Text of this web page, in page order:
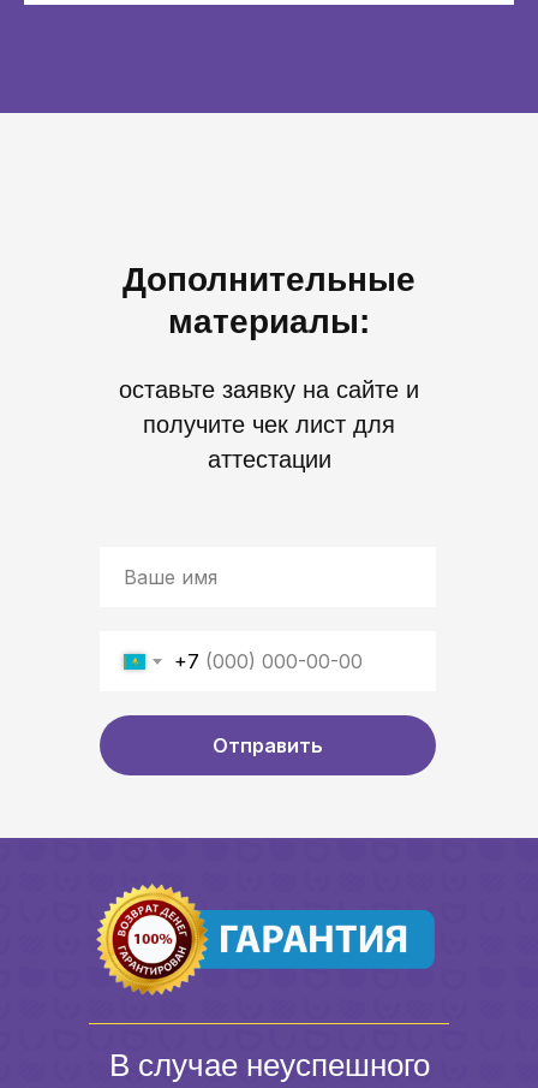
Дополнительные
материалы:
оставьте заявку на сайте и
получите чек лист для
аттестации
+7
Отправить
В случае неуспешного